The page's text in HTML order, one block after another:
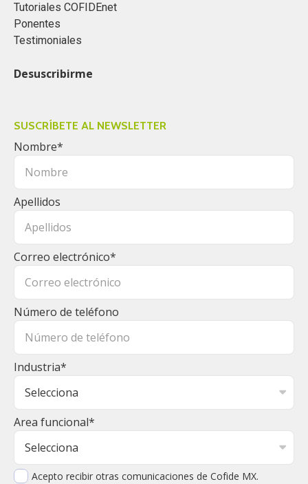
Tutoriales COFIDEnet
Ponentes
Testimoniales
Desuscribirme
SUSCRÍBETE AL NEWSLETTER
Nombre*
Apellidos
Correo electrónico*
Número de teléfono
Industria*
Area funcional*
Acepto recibir otras comunicaciones de Cofide MX.